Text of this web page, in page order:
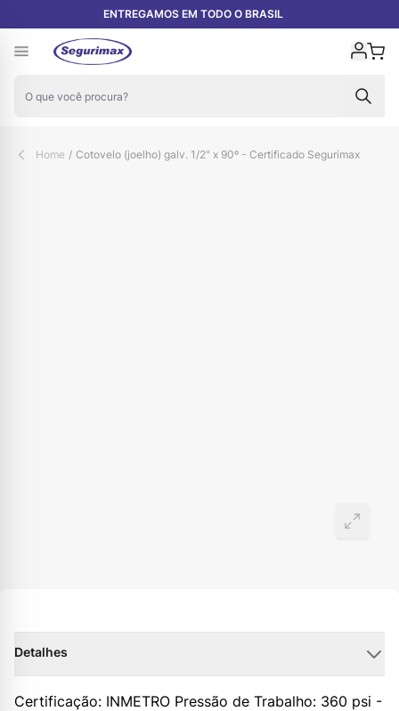
Pular para o conteúdoENTREGAMOS EM TODO O BRASIL
Home / Cotovelo (joelho) galv. 1/2" x 90º - Certificado Segurimax
Detalhes
Certificação: INMETRO Pressão de Trabalho: 360 psi -